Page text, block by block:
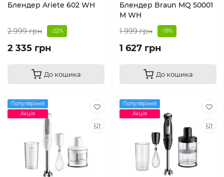
Блендер Ariete 602 WH
2 999 грн -22%
2 335 грн
До кошика
Блендер Braun MQ 50001
M WH
1 999 грн
-19%
1 627 грн
До кошика
Популярний
Акція
Популярний
Акція